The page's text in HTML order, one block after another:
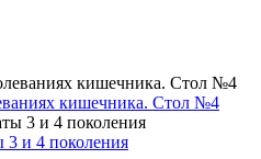
кишечника. Стол №4
3 и 4 поколения